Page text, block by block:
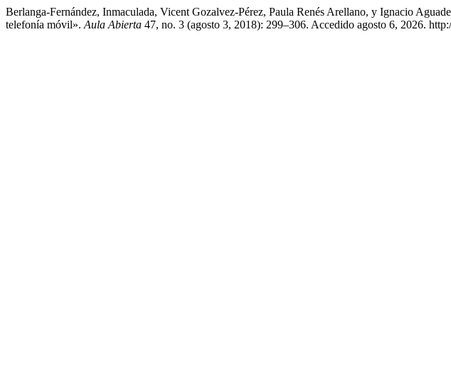
Berlanga-Fernández, Inmaculada, Vicent Gozalvez-Pérez, Paula Renés Arellano, y Ignacio
telefonía móvil». Aula Abierta 47, no. 3 (agosto 3, 2018): 299–306. Accedido agosto 6, 2026.